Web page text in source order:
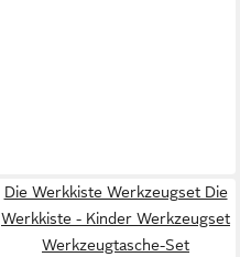
Die Werkkiste Werkzeugset Die
Werkkiste - Kinder Werkzeugset
Werkzeugtasche-Set